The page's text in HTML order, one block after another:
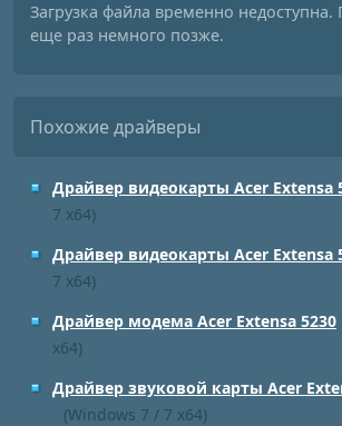
Загрузка файла временно
еще раз немного позже.
Похожие драйверы
Драйвер видеокарты Acer Extensa
7 x64)
Драйвер видеокарты Acer Extensa
7 x64)
Драйвер модема Acer Extensa 5230
x64)
Драйвер звуковой карты Acer
(Windows 7 / 7 x64)